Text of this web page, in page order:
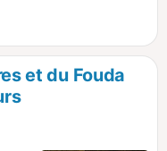
et du Fouda